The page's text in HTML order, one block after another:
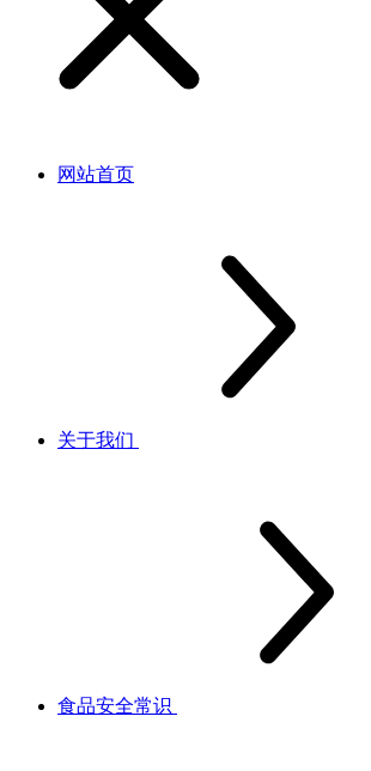
网站首页
关于我们
食品安全常识